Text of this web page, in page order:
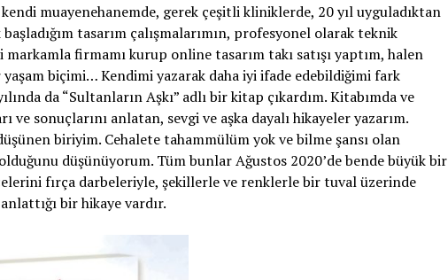
muayenehanemde, gerek çeşitli kliniklerde, 20 yıl uyguladıktan
tasarım çalışmalarımın, profesyonel olarak teknik
firmamı kurup online tasarım takı satışı yaptım, halen
biçimi… Kendimi yazarak daha iyi ifade edebildiğimi fark
da “Sultanların Aşkı” adlı bir kitap çıkardım. Kitabımda ve
sonuçlarını anlatan, sevgi ve aşka dayalı hikayeler yazarım.
biriyim. Cehalete tahammülüm yok ve bilme şansı olan
düşünüyorum. Tüm bunlar Ağustos 2020’de bende büyük bir
fırça darbeleriyle, şekillerle ve renklerle bir tuval üzerinde
bir hikaye vardır.